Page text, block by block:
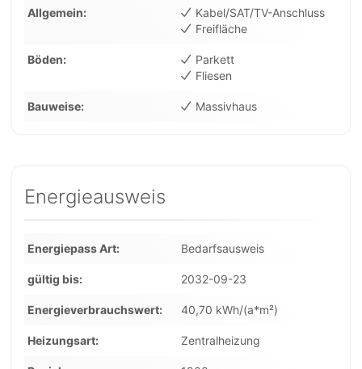
Allgemein
Kabel/SAT/TV-Anschluss
Freifläche
Böden
Parkett
Fliesen
Bauweise Massivhaus
Energieausweis
Energiepass Art Bedarfsausweis
gültig bis 2032-09-23
Energieverbrauchswert 40,70 kWh/(a*m²)
Heizungsart Zentralheizung